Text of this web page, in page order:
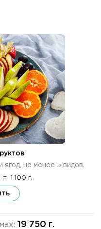
не менее 5 видов.
= 1 100 г.
19 750 г.